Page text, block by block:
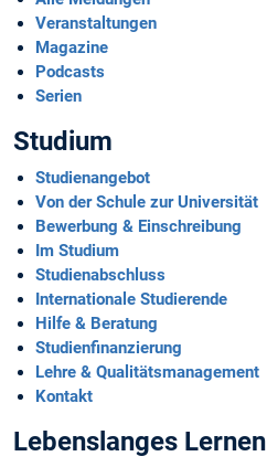
Veranstaltungen
Magazine
Podcasts
Serien
Studium
Studienangebot
Von der Schule zur Universität
Bewerbung & Einschreibung
Im Studium
Studienabschluss
Internationale Studierende
Hilfe & Beratung
Studienfinanzierung
Lehre & Qualitäts­management
Kontakt
Lebenslanges Lernen